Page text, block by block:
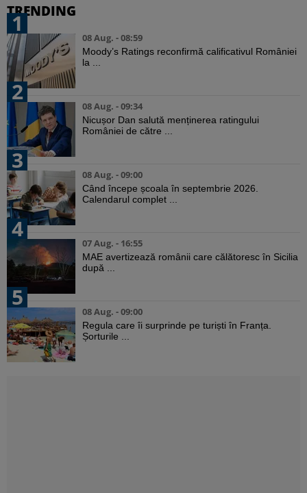
TRENDING
1
08 Aug. - 08:59
Moody’s Ratings reconfirmă calificativul României
la ...
2
08 Aug. - 09:34
Nicușor Dan salută menținerea ratingului
României de către ...
3
08 Aug. - 09:00
Când începe școala în septembrie 2026.
Calendarul complet ...
4
07 Aug. - 16:55
MAE avertizează românii care călătoresc în Sicilia
după ...
5
08 Aug. - 09:00
Regula care îi surprinde pe turiști în Franța.
Șorturile ...